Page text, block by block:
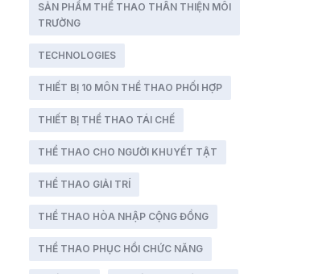
SẢN PHẨM THỂ THAO THÂN THIỆN MÔI
TRƯỜNG
TECHNOLOGIES
THIẾT BỊ 10 MÔN THỂ THAO PHỐI HỢP
THIẾT BỊ THỂ THAO TÁI CHẾ
THỂ THAO CHO NGƯỜI KHUYẾT TẬT
THỂ THAO GIẢI TRÍ
THỂ THAO HÒA NHẬP CỘNG ĐỒNG
THỂ THAO PHỤC HỒI CHỨC NĂNG